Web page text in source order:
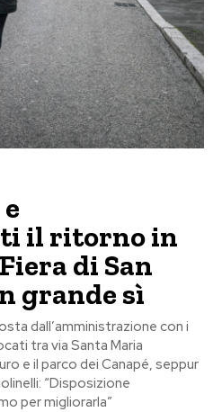
il ritorno in
di San
grande sì
dall’amministrazione con i
tra via Santa Maria
e il parco dei Canapé, seppur
“Disposizione
per migliorarla”